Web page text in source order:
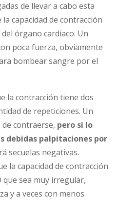
de llevar a cabo esta
capacidad de contracción
órgano cardiaco. Un
poca fuerza, obviamente
bombear sangre por el
la contracción tiene dos
de repeticiones. Un
contraerse, pero si lo
debidas palpitaciones por
secuelas negativas.
la capacidad de contracción
que sea muy irregular,
y a veces con menos